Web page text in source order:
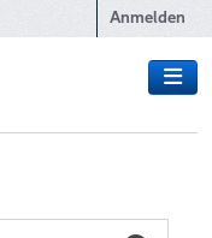
Anmelden